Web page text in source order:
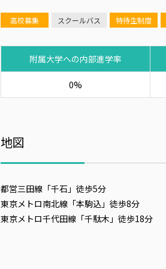
高校募集 スクールバス 特待生制度
附属大学への内部進学率
0%
地図
都営三田線「千石」徒歩5分
東京メトロ南北線「本駒込」徒歩8分
東京メトロ千代田線「千駄木」徒歩18分